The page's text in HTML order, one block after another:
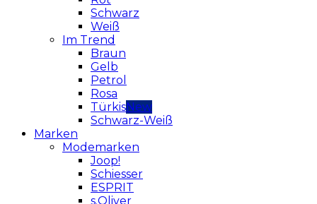
Schwarz
Weiß
Im Trend
Braun
Gelb
Petrol
Rosa
Türkis
Schwarz-Weiß
Marken
Modemarken
Joop!
Schiesser
ESPRIT
s.Oliver